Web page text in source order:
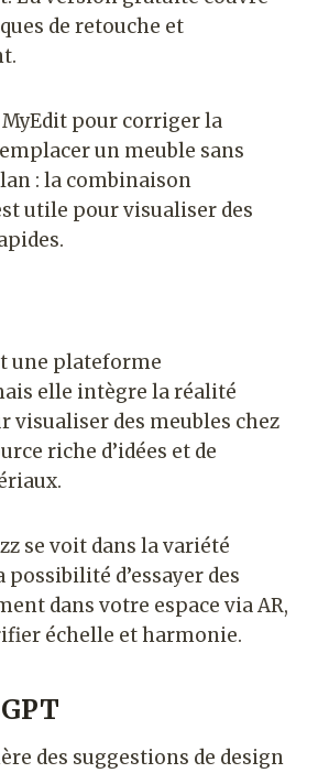
de retouche et
pour corriger la
un meuble sans
: la combinaison
utile pour visualiser des
une plateforme
elle intègre la réalité
visualiser des meubles chez
riche d’idées et de
se voit dans la variété
possibilité d’essayer des
dans votre espace via AR,
échelle et harmonie.
des suggestions de design